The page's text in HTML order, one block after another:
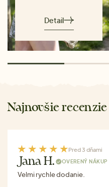
Detail
Najnovšie recenzie
Pred 3 dňami
Jana H. OVERENÝ NÁKUP
Velmi rychle dodanie.